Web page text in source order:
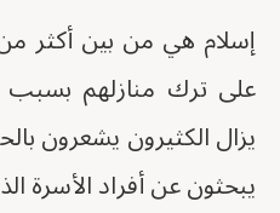
على ترك منازلهم بسبب
يزال الكثيرون يشعرون
يبحثون عن أفراد الأسرة